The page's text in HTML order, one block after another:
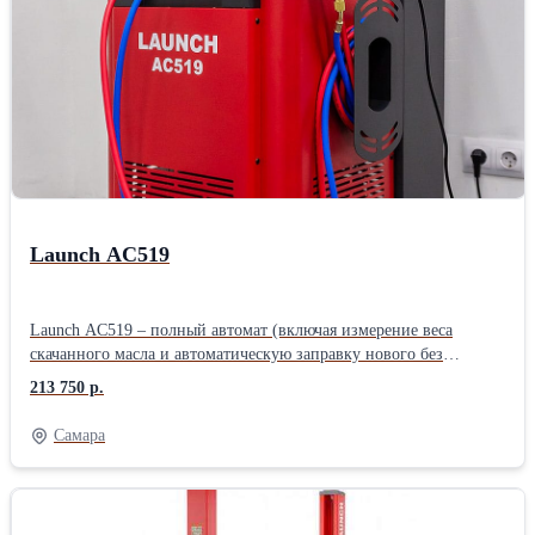
Автоматическая подача масла; Заполнение системы.
Launch AC519
Launch AC519 – полный автомат (включая измерение веса
скачанного масла и автоматическую заправку нового без
необходимости ручного подтверждения). Без ручных вентилей.
Подходит для работы с легковым, грузовым транспортом, а так
же спец.техники. - Простое и понятное меню на большом ЖК-
дисплее. Удобное отображение количества фреона и масла в
установке. - Автоматическая заправка нового масла по весу
откачанного масла (без необходимости ручного ввода). - Ёмкость
старого масла увеличенного объема. - Информативные и легко
213 750 р.
Самара